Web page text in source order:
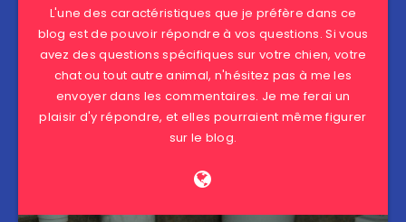
L'une des caractéristiques que je préfère dans ce
blog est de pouvoir répondre à vos questions. Si vous
avez des questions spécifiques sur votre chien, votre
chat ou tout autre animal, n'hésitez pas à me les
envoyer dans les commentaires. Je me ferai un
plaisir d'y répondre, et elles pourraient même figurer
sur le blog.